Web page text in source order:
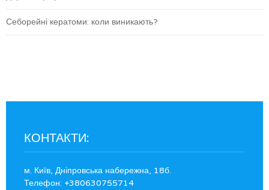
Себорейні кератоми: коли виникають?
КОНТАКТИ:
м. Київ, Дніпровська набережна, 18б.
Телефон: +380630755714